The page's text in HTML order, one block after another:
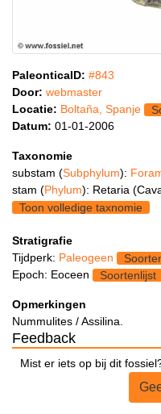
PaleonticaID: #843
Door: webmaster
Locatie: Boltaña, Spanje
Datum: 01-01-2006
Taxonomie
substam (Subphylum):
stam (Phylum): Retaria
Toon volledige taxnomie
Stratigrafie
Tijdperk: Paleogeen
Epoch: Eoceen
Soortenlijst
Opmerkingen
Nummulites / Assilina.
Feedback
Mist er iets op bij dit